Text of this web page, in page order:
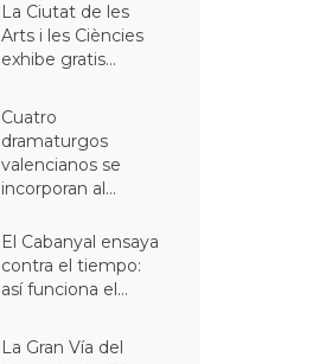
La Ciutat de les
Arts i les Ciències
exhibe gratis...
Cuatro
dramaturgos
valencianos se
incorporan al...
El Cabanyal ensaya
contra el tiempo:
así funciona el...
La Gran Vía del